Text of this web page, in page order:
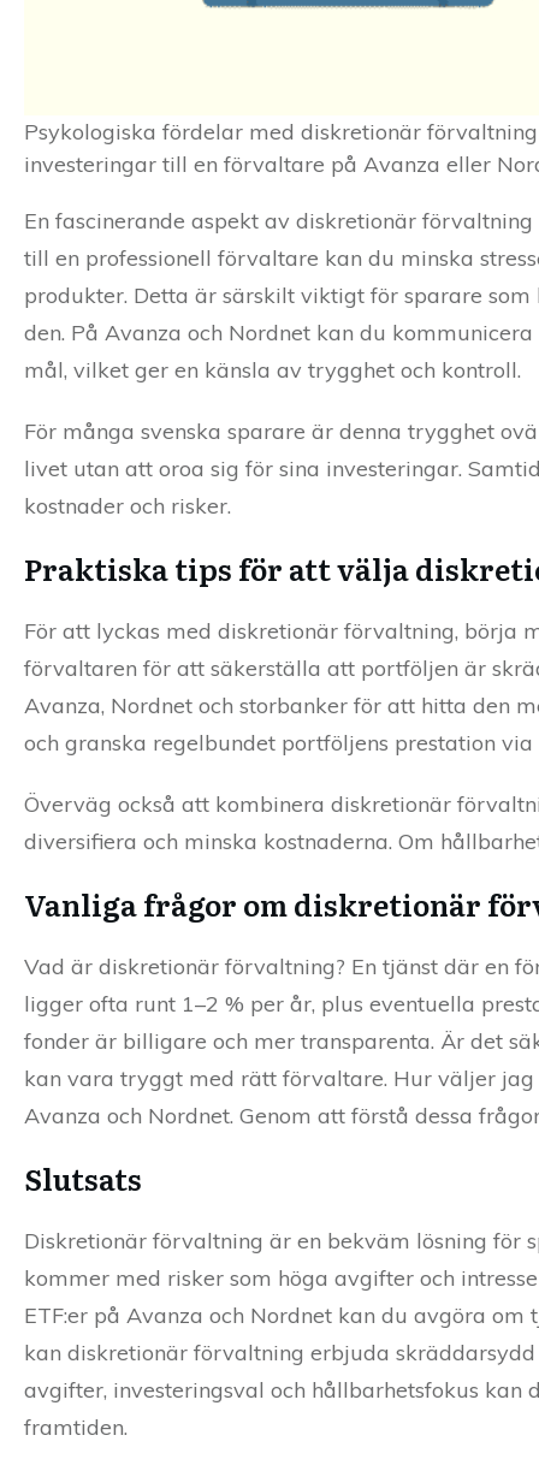
Psykologiska fördelar med diskretionär
investeringar till en förvaltare på Avanza eller
En fascinerande aspekt av diskretionär
till en professionell förvaltare kan du minska
produkter. Detta är särskilt viktigt för sparare
den. På Avanza och Nordnet kan du
mål, vilket ger en känsla av trygghet och kontroll.
För många svenska sparare är denna trygghet
livet utan att oroa sig för sina investeringar.
kostnader och risker.
Praktiska tips för att välja
För att lyckas med diskretionär förvaltning, börja
förvaltaren för att säkerställa att portföljen är
Avanza, Nordnet och storbanker för att hitta den
och granska regelbundet portföljens prestation
Överväg också att kombinera diskretionär
diversifiera och minska kostnaderna. Om
Vanliga frågor om diskretionär
Vad är diskretionär förvaltning? En tjänst där en
ligger ofta runt 1–2 % per år, plus eventuella
fonder är billigare och mer transparenta. Är det
kan vara tryggt med rätt förvaltare. Hur väljer
Avanza och Nordnet. Genom att förstå dessa
Slutsats
Diskretionär förvaltning är en bekväm lösning för
kommer med risker som höga avgifter och
ETF:er på Avanza och Nordnet kan du avgöra
kan diskretionär förvaltning erbjuda
avgifter, investeringsval och hållbarhetsfokus
framtiden.